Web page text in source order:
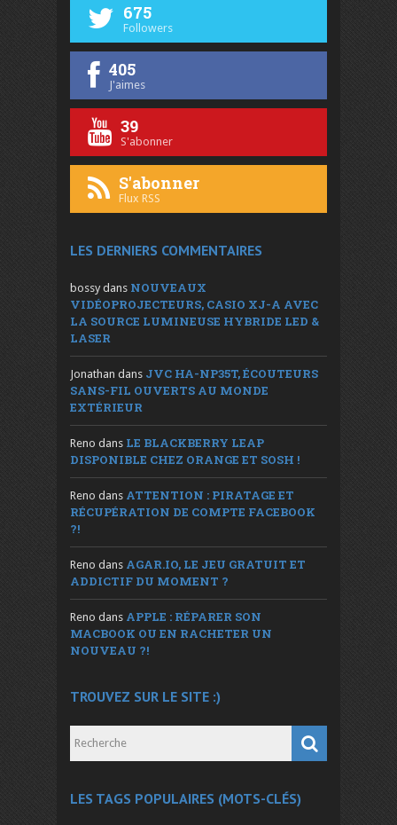
675
Followers
405
J'aimes
39
S'abonner
S'abonner
Flux RSS
LES DERNIERS COMMENTAIRES
bossy dans NOUVEAUX
VIDÉOPROJECTEURS, CASIO XJ-A AVEC
LA SOURCE LUMINEUSE HYBRIDE LED &
LASER
Jonathan dans JVC HA-NP35T, ÉCOUTEURS
SANS-FIL OUVERTS AU MONDE
EXTÉRIEUR
Reno dans LE BLACKBERRY LEAP
DISPONIBLE CHEZ ORANGE ET SOSH !
Reno dans ATTENTION : PIRATAGE ET
RÉCUPÉRATION DE COMPTE FACEBOOK
?!
Reno dans AGAR.IO, LE JEU GRATUIT ET
ADDICTIF DU MOMENT ?
Reno dans APPLE : RÉPARER SON
MACBOOK OU EN RACHETER UN
NOUVEAU ?!
TROUVEZ SUR LE SITE :)
LES TAGS POPULAIRES (MOTS-CLÉS)